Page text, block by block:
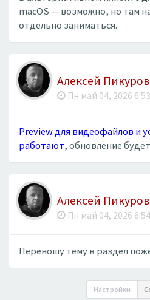
macOS — возможно, но там
отдельно заниматься.
Алексей Пикуров
Пн май 04, 2026
Preview для видеофайлов и
работают, обновление
Алексей Пикуров
Пн май 04, 2026
Переношу тему в раздел
Настройки